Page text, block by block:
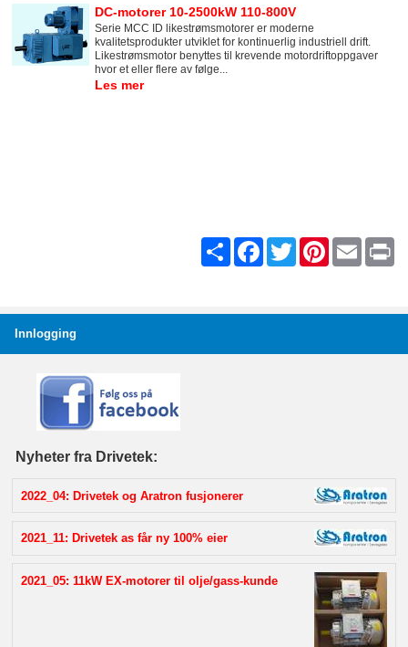
DC-motorer 10-2500kW 110-800V
Serie MCC ID likestrømsmotorer er moderne
kvalitetsprodukter utviklet for kontinuerlig industriell drift.
Likestrømsmotor benyttes til krevende motordriftoppgaver
hvor et eller flere av følge...
Les mer
ShareFacebook
TwitterPinterest
Email
Innlogging
Nyheter fra Drivetek:
2022_04: Drivetek og Aratron fusjonerer
2021_11: Drivetek as får ny 100% eier
2021_05: 11kW EX-motorer til olje/gass-kunde